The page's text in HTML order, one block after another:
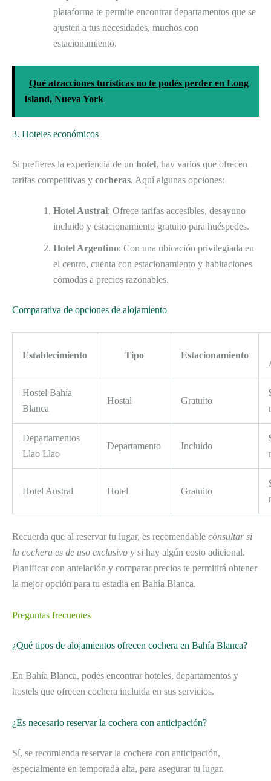
plataforma te permite encontrar departamentos que se
ajusten a tus necesidades, muchos con
estacionamiento.
Qué atracciones turísticas no te podés perder en Long
Island, Nueva York
3. Hoteles económicos
Si prefieres la experiencia de un hotel, hay varios que ofrecen
tarifas competitivas y cocheras. Aquí algunas opciones:
Hotel Austral: Ofrece tarifas accesibles, desayuno
incluido y estacionamiento gratuito para huéspedes.
Hotel Argentino: Con una ubicación privilegiada en
el centro, cuenta con estacionamiento y habitaciones
cómodas a precios razonables.
Comparativa de opciones de alojamiento
Establecimiento Tipo Estacionamiento
Hostel Bahía
Blanca
Hostal Gratuito
Departamentos
Llao Llao
Departamento Incluido
Hotel Austral Hotel Gratuito
Recuerda que al reservar tu lugar, es recomendable consultar si
la cochera es de uso exclusivo y si hay algún costo adicional.
Planificar con antelación y comparar precios te permitirá obtener
la mejor opción para tu estadía en Bahía Blanca.
Preguntas frecuentes
¿Qué tipos de alojamientos ofrecen cochera en Bahía Blanca?
En Bahía Blanca, podés encontrar hoteles, departamentos y
hostels que ofrecen cochera incluida en sus servicios.
¿Es necesario reservar la cochera con anticipación?
Sí, se recomienda reservar la cochera con anticipación,
especialmente en temporada alta, para asegurar tu lugar.